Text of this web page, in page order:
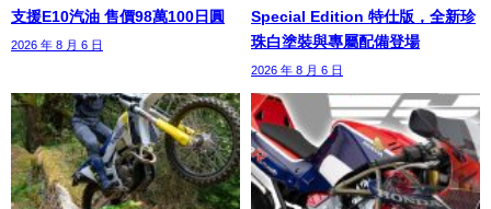
支援E10汽油 售價98萬100日圓
2026 年 8 月 6 日
Special Edition 特仕版，全新珍
珠白塗裝與專屬配備登場
2026 年 8 月 6 日